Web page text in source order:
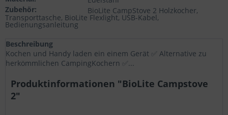
Statistik & Tracking
Zubehör:
BioLite CampStove 2 Holzkocher,
Transporttasche, BioLite Flexlight, USB-Kabel,
Bedienungsanleitung
Beschreibung
Kochen und Handy laden ein einem Gerät ✅ Alternative zu
herkömmlichen CampingKochern ✅...
Produktinformationen "BioLite Campstove
2"